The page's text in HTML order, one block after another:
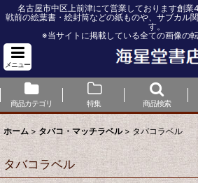
名古屋市中区上前津にて営業しております創業
戦前の絵葉書・絵封筒などの紙ものや、サブカル
す。
※当サイトに掲載している全ての画像の
メニュー
商品カテゴリ 特集 商品検索
ホーム > タバコ・マッチラベル > タバコラベル
タバコラベル